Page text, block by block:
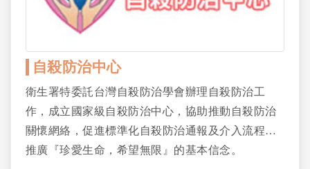
自殺防治中心
衛生署特委託台灣自殺防治學會辦理自殺防治工
作，成立國家級自殺防治中心，協助推動自殺防治
關懷網絡，促進標準化自殺防治通報及介入流程…
推廣『珍愛生命，希望無限』的基本信念。